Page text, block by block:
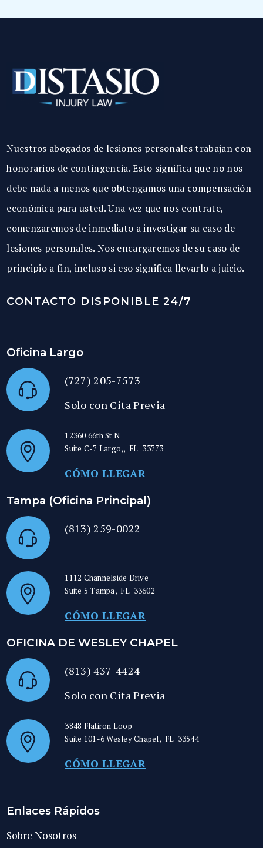
Nuestros abogados de lesiones personales trabajan con
honorarios de contingencia. Esto significa que no nos
debe nada a menos que obtengamos una compensación
económica para usted. Una vez que nos contrate,
comenzaremos de inmediato a investigar su caso de
lesiones personales. Nos encargaremos de su caso de
principio a fin, incluso si eso significa llevarlo a juicio.
CONTACTO DISPONIBLE 24/7
Oficina Largo
(727) 205-7573
Solo con Cita Previa
12360 66th St N
Suite C-7 Largo,, FL 33773
CÓMO LLEGAR
Tampa (Oficina Principal)
(813) 259-0022
1112 Channelside Drive
Suite 5Tampa, FL 33602
CÓMO LLEGAR
OFICINA DE WESLEY CHAPEL
(813) 437-4424
Solo con Cita Previa
3848 Flatiron Loop
Suite 101-6Wesley Chapel, FL 33544
CÓMO LLEGAR
Enlaces Rápidos
Sobre Nosotros